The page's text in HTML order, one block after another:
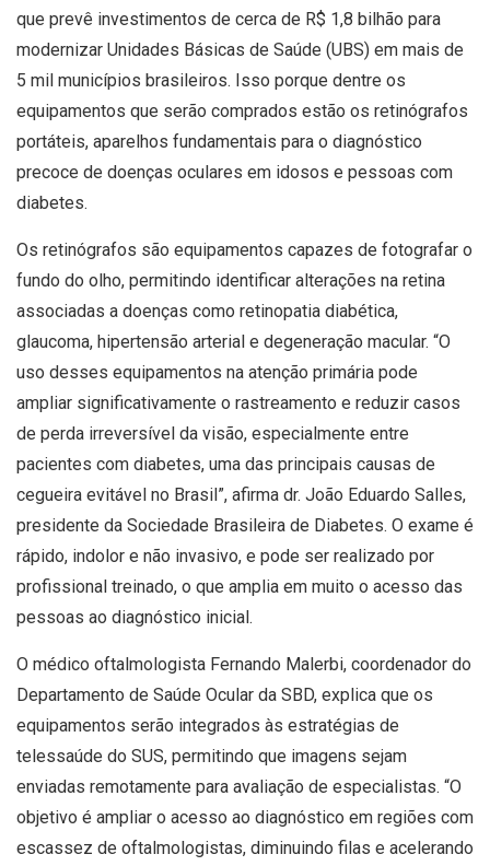
que prevê investimentos de cerca de R$ 1,8 bilhão para
modernizar Unidades Básicas de Saúde (UBS) em mais de
5 mil municípios brasileiros. Isso porque dentre os
equipamentos que serão comprados estão os retinógrafos
portáteis, aparelhos fundamentais para o diagnóstico
precoce de doenças oculares em idosos e pessoas com
diabetes.
Os retinógrafos são equipamentos capazes de fotografar o
fundo do olho, permitindo identificar alterações na retina
associadas a doenças como retinopatia diabética,
glaucoma, hipertensão arterial e degeneração macular. “O
uso desses equipamentos na atenção primária pode
ampliar significativamente o rastreamento e reduzir casos
de perda irreversível da visão, especialmente entre
pacientes com diabetes, uma das principais causas de
cegueira evitável no Brasil”, afirma dr. João Eduardo Salles,
presidente da Sociedade Brasileira de Diabetes. O exame é
rápido, indolor e não invasivo, e pode ser realizado por
profissional treinado, o que amplia em muito o acesso das
pessoas ao diagnóstico inicial.
O médico oftalmologista Fernando Malerbi, coordenador do
Departamento de Saúde Ocular da SBD, explica que os
equipamentos serão integrados às estratégias de
telessaúde do SUS, permitindo que imagens sejam
enviadas remotamente para avaliação de especialistas. “O
objetivo é ampliar o acesso ao diagnóstico em regiões com
escassez de oftalmologistas, diminuindo filas e acelerando